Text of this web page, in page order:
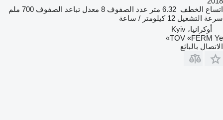
اتساع الخطف 6.32 متر عدد الصفوف 8 معدل تباعد الصفوف 700 ملم
سرعة التشغيل 12 كيلومتر / ساعة
أوكرانيا، Kyiv
TOV «FERM Ye»
الاتصال بالبائع